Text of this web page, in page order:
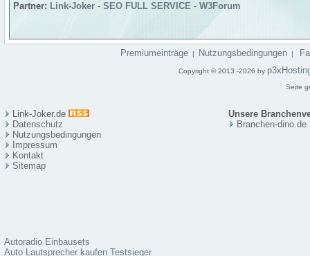
Partner: Link-Joker - SEO FULL SERVICE - W3Forum
Premiumeinträge | Nutzungsbedingungen |
Copyright © 2013 -2026 by
Seite
Link-Joker.de
Unsere
Datenschutz
Nutzungsbedingungen
Impressum
Kontakt
Sitemap
Branchen-dino.de
Autoradio Einbausets
Auto Lautsprecher kaufen Testsieger